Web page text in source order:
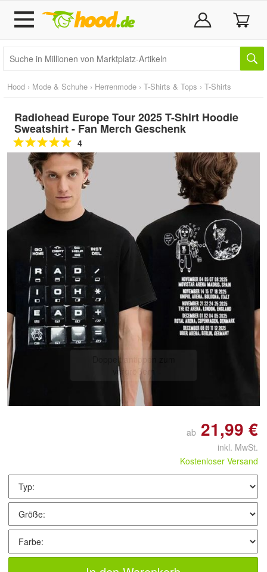
Hood › Mode & Schuhe › Herrenmode › T-Shirts & Tops › T-Shirts
Radiohead Europe Tour 2025 T-Shirt Hoodie
Sweatshirt - Fan Merch Geschenk
4
Doppelt antippen zum
vergrößern
ab 21,99 €
inkl. MwSt.
Kostenloser Versand